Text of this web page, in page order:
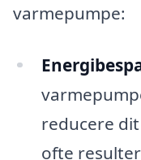
varmepumpe:
reducere
ofte